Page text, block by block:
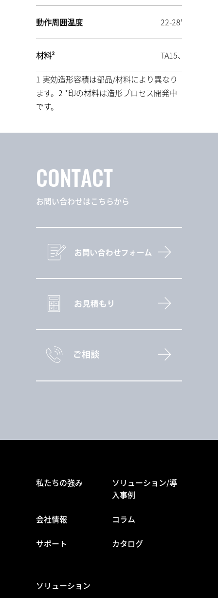
動作周囲温度 22‑28℃
材料² TA15、
1 実効造形容積は部品/材料により異なり
ます。2 *印の材料は造形プロセス開発中
です。
CONTACT
お問い合わせはこちらから
私たちの強み
ソリューション/導
入事例
会社情報 コラム
サポート カタログ
ソリューション